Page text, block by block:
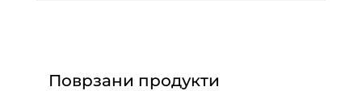
Поврзани продукти